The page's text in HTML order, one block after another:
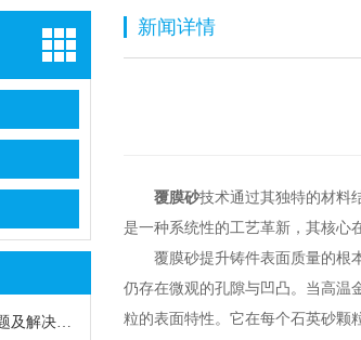
覆膜砂在使用时的问题及解决方法
新闻详情
覆膜砂技术通过其独特的材料
是一种系统性的工艺革新，其核心
覆膜砂提升铸件表面质量的根本
仍存在微观的孔隙与凹凸。当高温
粒的表面特性。它在每个石英砂颗